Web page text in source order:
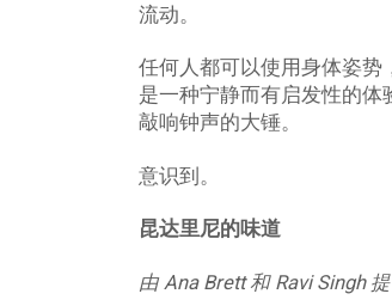
流动。
任何人都可以使用身体姿势
是一种宁静而有启发性的
敲响钟声的大锤。
意识到。
昆达里尼的味道
由 Ana Brett 和 Ravi Singh